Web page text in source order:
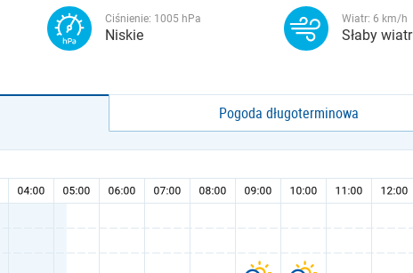
Ciśnienie: 1005 hPa
Niskie
Wiatr: 6 km/h
Słaby wiatr
Pogoda długoterminowa